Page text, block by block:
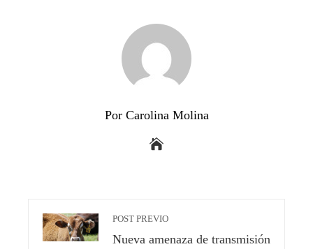
Por Carolina Molina
POST PREVIO
Nueva amenaza de transmisión